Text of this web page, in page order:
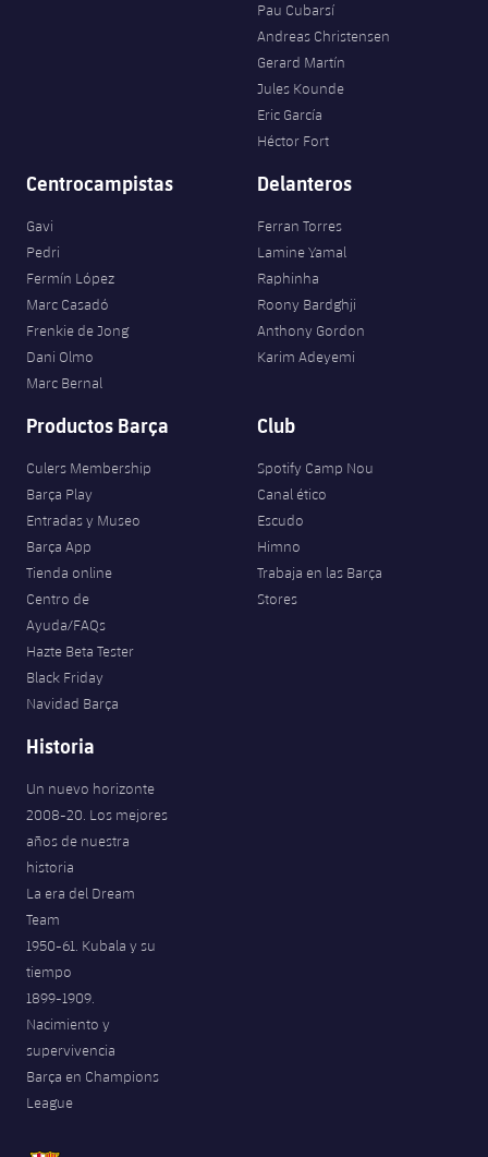
Pau Cubarsí
Andreas Christensen
Gerard Martín
Jules Kounde
Eric García
Héctor Fort
Centrocampistas
Gavi
Pedri
Fermín López
Marc Casadó
Frenkie de Jong
Dani Olmo
Marc Bernal
Delanteros
Ferran Torres
Lamine Yamal
Raphinha
Roony Bardghji
Anthony Gordon
Karim Adeyemi
Productos Barça
Culers Membership
Barça Play
Entradas y Museo
Barça App
Tienda online
Centro de
Ayuda/FAQs
Hazte Beta Tester
Black Friday
Navidad Barça
Club
Spotify Camp Nou
Canal ético
Escudo
Himno
Trabaja en las Barça
Stores
Historia
Un nuevo horizonte
2008-20. Los mejores
años de nuestra
historia
La era del Dream
Team
1950-61. Kubala y su
tiempo
1899-1909.
Nacimiento y
supervivencia
Barça en Champions
League